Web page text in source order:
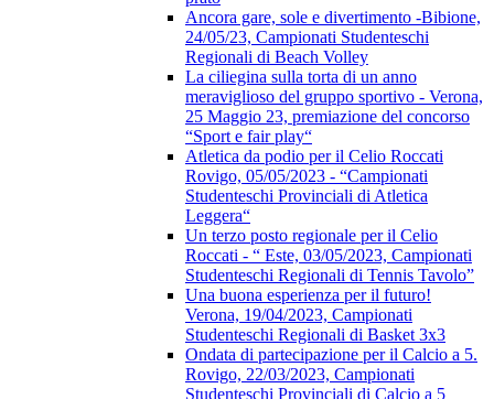
Ancora gare, sole e divertimento -Bibione,
24/05/23, Campionati Studenteschi
Regionali di Beach Volley
La ciliegina sulla torta di un anno
meraviglioso del gruppo sportivo - Verona,
25 Maggio 23, premiazione del concorso
“Sport e fair play“
Atletica da podio per il Celio Roccati
Rovigo, 05/05/2023 - “Campionati
Studenteschi Provinciali di Atletica
Leggera“
Un terzo posto regionale per il Celio
Roccati - “ Este, 03/05/2023, Campionati
Studenteschi Regionali di Tennis Tavolo”
Una buona esperienza per il futuro!
Verona, 19/04/2023, Campionati
Studenteschi Regionali di Basket 3x3
Ondata di partecipazione per il Calcio a 5.
Rovigo, 22/03/2023, Campionati
Studenteschi Provinciali di Calcio a 5